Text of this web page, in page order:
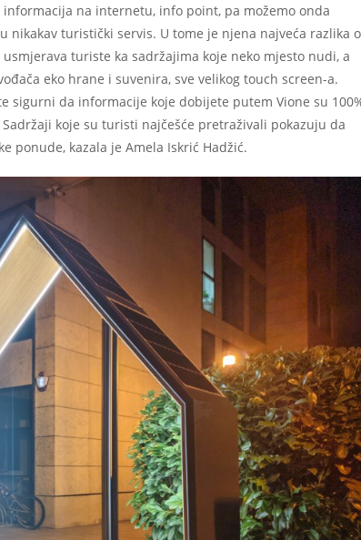
na internetu, info point, pa možemo onda
turistički servis. U tome je njena najveća razlika
turiste ka sadržajima koje neko mjesto nudi, a
eko hrane i suvenira, sve velikog touch screen-a.
sigurni da informacije koje dobijete putem Vione su
koje su turisti najčešće pretraživali pokazuju da
ponude, kazala je Amela Iskrić Hadžić.